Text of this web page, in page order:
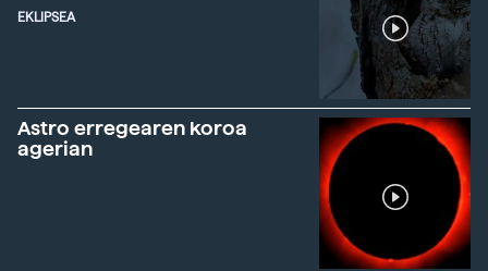
EKLIPSEA
Astro erregearen koroa
agerian